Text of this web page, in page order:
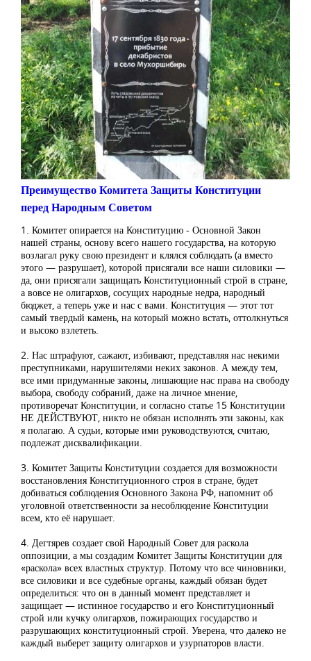
Преимущество Комитета Защиты Конституции
перед Народным Советом
1. Комитет опирается на Конституцию - Основной Закон
нашей страны, основу всего нашего государства, на которую
возлагал руку свою президент и клялся соблюдать (а вместо
этого — разрушает), которой присягали все наши силовики —
да, они присягали защищать Конституционный строй в стране,
а вовсе не олигархов, сосущих народные недра, народный
бюджет, а теперь уже и нас с вами. Конституция — этот тот
самый твердый камень, на который можно встать, оттолкнуться
и высоко взлететь.
2. Нас штрафуют, сажают, избивают, представляя нас некими
преступниками, нарушителями неких законов. А между тем,
все ими придуманные законы, лишающие нас права на свободу
выбора, свободу собраний, даже на личное мнение,
противоречат Конституции, и согласно статье 15 Конституции
НЕ ДЕЙСТВУЮТ, никто не обязан исполнять эти законы, как
я полагаю. А судьи, которые ими руководствуются, считаю,
подлежат дисквалификации.
3. Комитет Защиты Конституции создается для возможности
восстановления Конституционного строя в стране, будет
добиваться соблюдения Основного Закона РФ, напомнит об
уголовной ответственности за несоблюдение Конституции
всем, кто её нарушает.
4. Дегтярев создает свой Народный Совет для раскола
оппозиции, а мы создадим Комитет Защиты Конституции для
«раскола» всех властных структур. Потому что все чиновники,
все силовики и все судебные органы, каждый обязан будет
определиться: что он в данный момент представляет и
защищает — истинное государство и его Конституционный
строй или кучку олигархов, пожирающих государство и
разрушающих конституционный строй. Уверена, что далеко не
каждый выберет защиту олигархов и узурпаторов власти.